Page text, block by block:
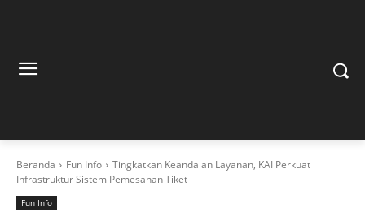
Beranda Fun Info
Tingkatkan Keandalan Layanan, KAI Perkuat
Infrastruktur Sistem Pemesanan Tiket
Fun Info